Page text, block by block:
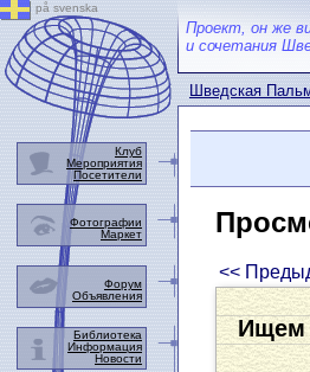
Проект, он же
и сочетания
Шведская
<<
Ищем
på svenska
Клуб
Мероприятия
Посетители
Фотографии
Маркет
Форум
Объявления
Библиотека
Информация
Новости